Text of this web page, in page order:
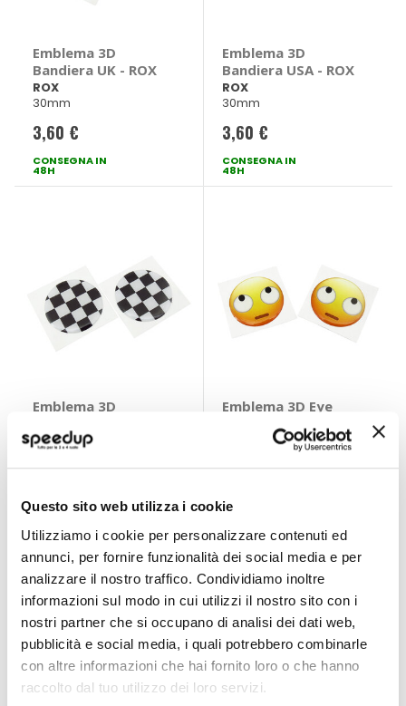
Questo sito web utilizza i cookie
Utilizziamo i cookie per personalizzare contenuti ed
annunci, per fornire funzionalità dei social media e per
analizzare il nostro traffico. Condividiamo inoltre
informazioni sul modo in cui utilizzi il nostro sito con i
nostri partner che si occupano di analisi dei dati web,
pubblicità e social media, i quali potrebbero combinarle
con altre informazioni che hai fornito loro o che hanno
raccolto dal tuo utilizzo dei loro servizi.
Emblema 3D
Bandiera UK - ROX
ROX
30mm
3,60 €
CONSEGNA IN
48H
Emblema 3D
Bandiera USA - ROX
ROX
30mm
3,60 €
CONSEGNA IN
48H
Emblema 3D
ROX
ROX
CONSEGNA IN
Emblema 3D Eye
Roll - ROX
Quasi esaurito